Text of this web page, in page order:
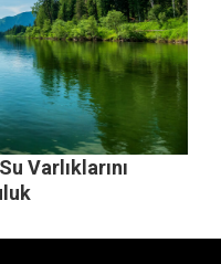
Varlıklarını